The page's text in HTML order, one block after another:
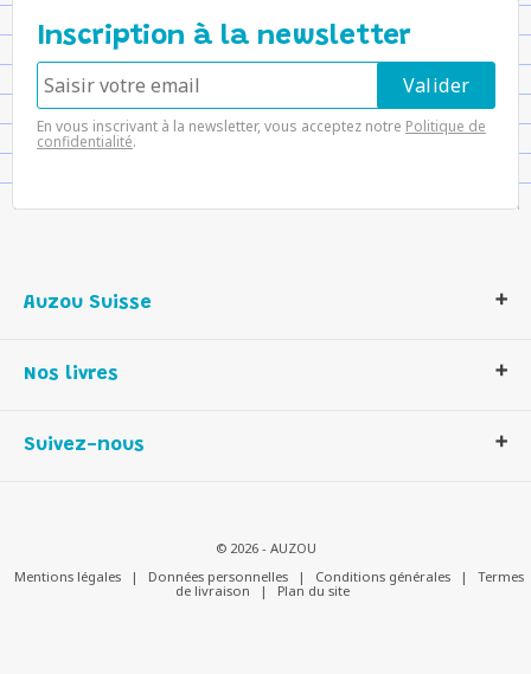
Inscription à la newsletter
En vous inscrivant à la newsletter, vous acceptez notre Politique de
confidentialité.
Auzou Suisse
Notre histoire
Contactez-nous
Nos livres
Livres enfants
Suivez-nous
© 2026 - AUZOU
Mentions légales
| Données personnelles | Conditions générales |
Termes
de livraison
| Plan du site